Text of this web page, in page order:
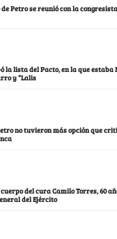
de Petro se reunió con la
la lista del Pacto, en la que
y “Lalis
no tuvieron más opción que
del cura Camilo Torres, 60
del Ejército